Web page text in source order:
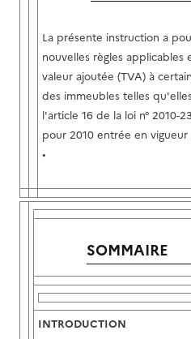
La présente instruction a
nouvelles règles applicables
valeur ajoutée (TVA) à
des immeubles telles
l'article 16 de la loi n° 2010-
pour 2010 entrée en vigueur
•
SOMMAIRE
INTRODUCTION